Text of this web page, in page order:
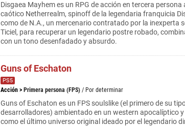
Disgaea Mayhem es un RPG de acción en tercera persona
caótico Netherrealm, spinoff de la legendaria franquicia
como de N.A., un mercenario contratado por la inexperta
Ticiel, para recuperar un legendario postre robado,
con un tono desenfadado y absurdo.
Guns of Eschaton
PS5
Acción > Primera persona (FPS) / Por determinar
Guns of Eschaton es un FPS soulslike (el primero de su
desarrolladores) ambientado en un western apocalíptico
como el último universo original ideado por el legendario